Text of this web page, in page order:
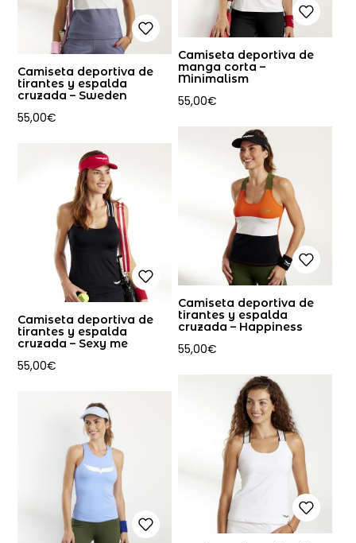
Camiseta deportiva de
manga corta –
Minimalism
55,00€
Camiseta deportiva de
tirantes y espalda
cruzada – Sweden
55,00€
Camiseta deportiva de
tirantes y espalda
cruzada – Happiness
55,00€
Camiseta deportiva de
tirantes y espalda
cruzada – Sexy me
55,00€